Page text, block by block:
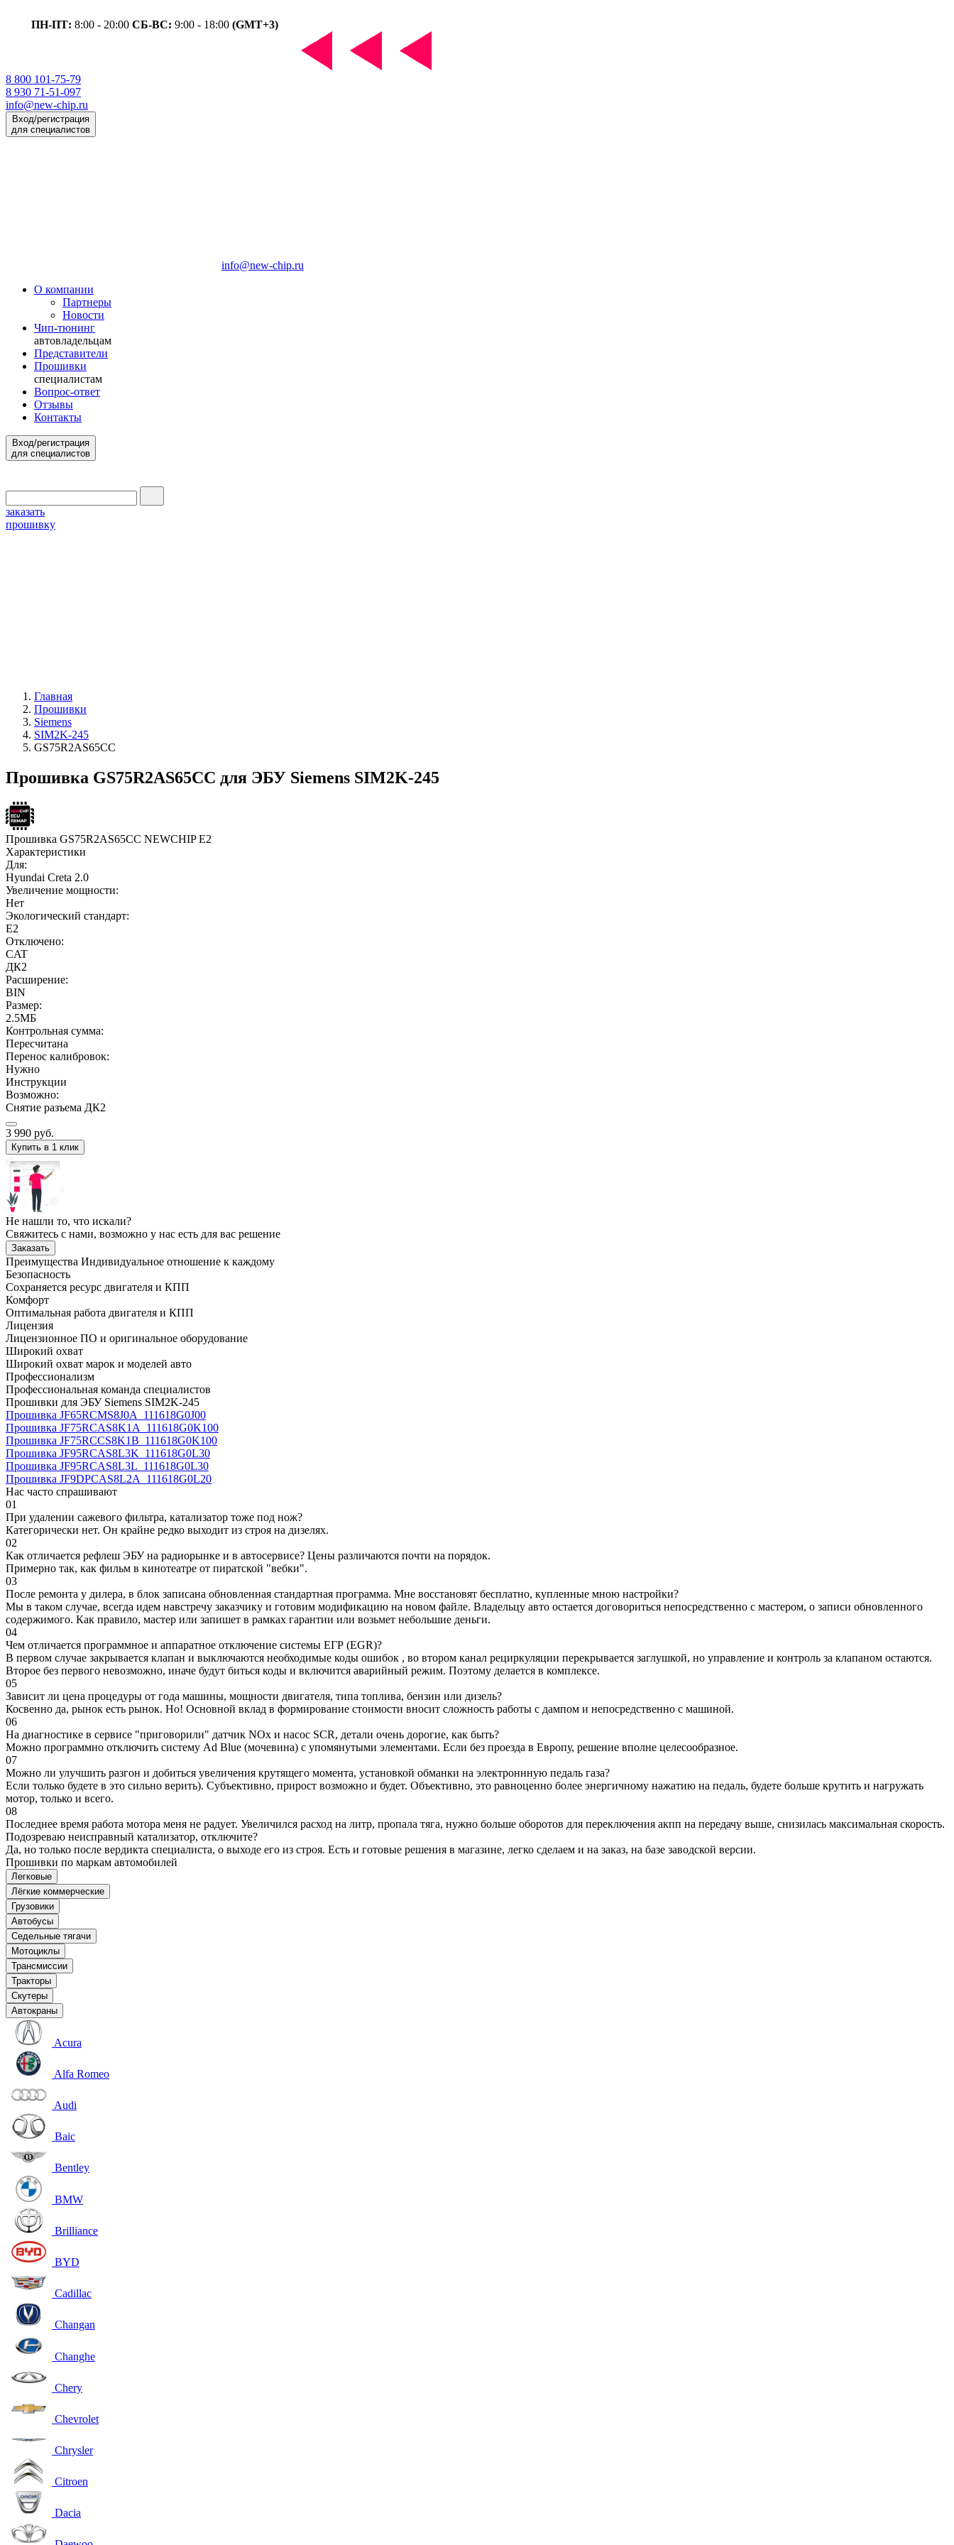
ПН-ПТ: 8:00 - 20:00 СБ-ВС: 9:00 - 18:00 (GMT+3)
8 800 101-75-79
8 930 71-51-097
info@new-chip.ru
Вход/регистрация
для специалистов
info@new-chip.ru
О компании
Партнеры
Новости
Чип-тюнинг
автовладельцам
Представители
Прошивки
специалистам
Вопрос-ответ
Отзывы
Контакты
Вход/регистрация
для специалистов
заказать
прошивку
Главная
Прошивки
Siemens
SIM2K-245
GS75R2AS65CC
Прошивка GS75R2AS65CC для ЭБУ Siemens SIM2K-245
Прошивка GS75R2AS65CC NEWCHIP E2
Характеристики
Для:
Hyundai Creta 2.0
Увеличение мощности:
Нет
Экологический стандарт:
E2
Отключено:
CAT
ДК2
Расширение:
BIN
Размер:
2.5МБ
Контрольная сумма:
Пересчитана
Перенос калибровок:
Нужно
Инструкции
Возможно:
Снятие разъема ДК2
3 990 руб.
Купить в 1 клик
Не нашли то, что искали?
Свяжитесь с нами, возможно у нас есть для вас решение
Заказать
Преимущества Индивидуальное отношение к каждому
Безопасность
Сохраняется ресурс двигателя и КПП
Комфорт
Оптимальная работа двигателя и КПП
Лицензия
Лицензионное ПО и оригинальное оборудование
Широкий охват
Широкий охват марок и моделей авто
Профессионализм
Профессиональная команда специалистов
Прошивки для ЭБУ Siemens SIM2K-245
Прошивка JF65RCMS8J0A_111618G0J00
Прошивка JF75RCAS8K1A_111618G0K100
Прошивка JF75RCCS8K1B_111618G0K100
Прошивка JF95RCAS8L3K_111618G0L30
Прошивка JF95RCAS8L3L_111618G0L30
Прошивка JF9DPCAS8L2A_111618G0L20
Нас часто спрашивают
01
При удалении сажевого фильтра, катализатор тоже под нож?
Категорически нет. Он крайне редко выходит из строя на дизелях.
02
Как отличается рефлеш ЭБУ на радиорынке и в автосервисе? Цены различаются почти на порядок.
Примерно так, как фильм в кинотеатре от пиратской "вебки".
03
После ремонта у дилера, в блок записана обновленная стандартная программа. Мне восстановят бесплатно, купленные мною настройки?
Мы в таком случае, всегда идем навстречу заказчику и готовим модификацию на новом файле. Владельцу авто остается договориться непосредственно с мастером, о записи обновленного
содержимого. Как правило, мастер или запишет в рамках гарантии или возьмет небольшие деньги.
04
Чем отличается программное и аппаратное отключение системы ЕГР (EGR)?
В первом случае закрывается клапан и выключаются необходимые коды ошибок , во втором канал рециркуляции перекрывается заглушкой, но управление и контроль за клапаном остаются.
Второе без первого невозможно, иначе будут биться коды и включится аварийный режим. Поэтому делается в комплексе.
05
Зависит ли цена процедуры от года машины, мощности двигателя, типа топлива, бензин или дизель?
Косвенно да, рынок есть рынок. Но! Основной вклад в формирование стоимости вносит сложность работы с дампом и непосредственно с машиной.
06
На диагностике в сервисе "приговорили" датчик NOx и насос SCR, детали очень дорогие, как быть?
Можно программно отключить систему Ad Blue (мочевина) с упомянутыми элементами. Если без проезда в Европу, решение вполне целесообразное.
07
Можно ли улучшить разгон и добиться увеличения крутящего момента, установкой обманки на электроннную педаль газа?
Если только будете в это сильно верить). Субъективно, прирост возможно и будет. Объективно, это равноценно более энергичному нажатию на педаль, будете больше крутить и нагружать
мотор, только и всего.
08
Последнее время работа мотора меня не радует. Увеличился расход на литр, пропала тяга, нужно больше оборотов для переключения акпп на передачу выше, снизилась максимальная скорость.
Подозреваю неисправный катализатор, отключите?
Да, но только после вердикта специалиста, о выходе его из строя. Есть и готовые решения в магазине, легко сделаем и на заказ, на базе заводской версии.
Прошивки по маркам автомобилей
Легковые
Лёгкие коммерческие
Грузовики
Автобусы
Седельные тягачи
Мотоциклы
Трансмиссии
Тракторы
Скутеры
Автокраны
Acura
Alfa Romeo
Audi
Baic
Bentley
BMW
Brilliance
BYD
Cadillac
Changan
Changhe
Chery
Chevrolet
Chrysler
Citroen
Dacia